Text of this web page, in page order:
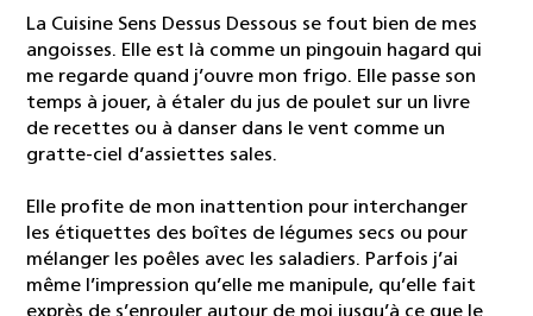
La Cuisine Sens Dessus Dessous se fout bien de mes
angoisses. Elle est là comme un pingouin hagard qui
me regarde quand j’ouvre mon frigo. Elle passe son
temps à jouer, à étaler du jus de poulet sur un livre
de recettes ou à danser dans le vent comme un
gratte-ciel d’assiettes sales.
Elle profite de mon inattention pour interchanger
les étiquettes des boîtes de légumes secs ou pour
mélanger les poêles avec les saladiers. Parfois j’ai
même l’impression qu’elle me manipule, qu’elle fait
exprès de s’enrouler autour de moi jusqu’à ce que le